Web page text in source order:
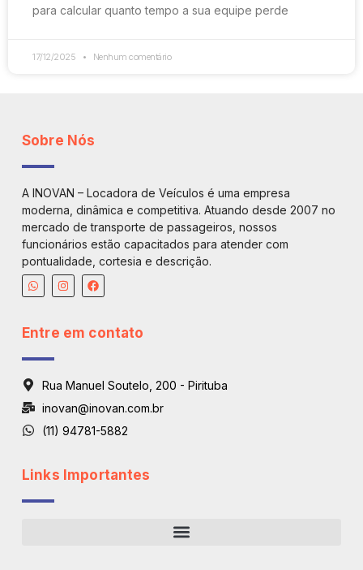
para calcular quanto tempo a sua equipe perde
17/12/2025 Nenhum comentário
Sobre Nós
A INOVAN – Locadora de Veículos é uma empresa
moderna, dinâmica e competitiva. Atuando desde 2007 no
mercado de transporte de passageiros, nossos
funcionários estão capacitados para atender com
pontualidade, cortesia e descrição.
Entre em contato
Rua Manuel Soutelo, 200 - Pirituba
inovan@inovan.com.br
(11) 94781-5882
Links Importantes